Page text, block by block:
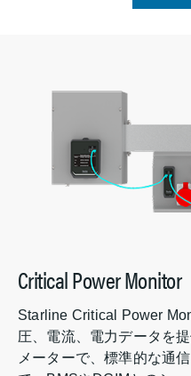
Critical Power Monitor
Starline Critical Power
圧、電流、電力データを
メーターで、標準的な通